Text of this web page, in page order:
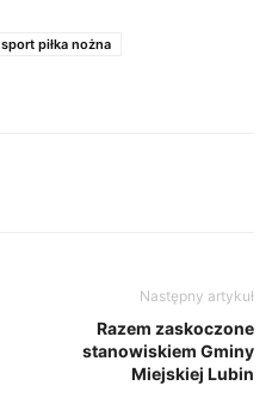
sport piłka nożna
Następny artykuł
Razem zaskoczone
stanowiskiem Gminy
Miejskiej Lubin